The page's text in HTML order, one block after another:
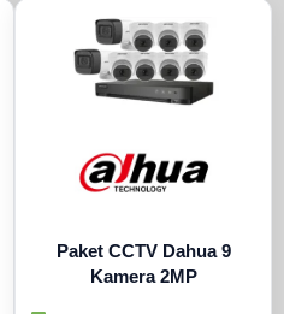
Paket CCTV Dahua 9
Kamera 2MP